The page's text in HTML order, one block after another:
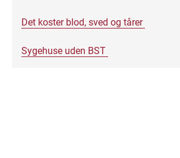
Det koster blod, sved og tårer
Sygehuse uden BST